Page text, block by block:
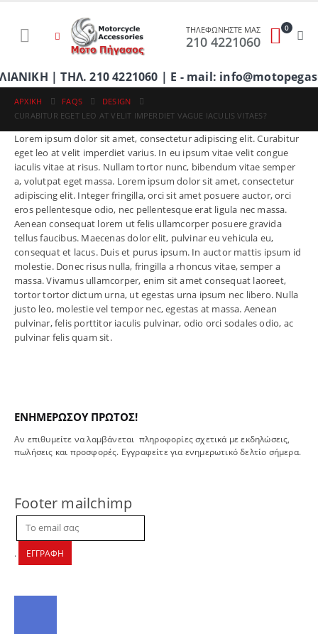
ΤΗΛΕΦΩΝΗΣΤΕ ΜΑΣ
210 4221060
0
210 4221060 | E - mail:
ΑΡΧΙΚΉ FAQS
DESIGN
CURABITUR EGET LEO AT VELIT IMPERDIET VAGUE IACULIS VITAES?
Lorem ipsum dolor sit amet, consectetur adipiscing elit. Curabitur
eget leo at velit imperdiet varius. In eu ipsum vitae velit congue
iaculis vitae at risus. Nullam tortor nunc, bibendum vitae semper
a, volutpat eget massa. Lorem ipsum dolor sit amet, consectetur
adipiscing elit. Integer fringilla, orci sit amet posuere auctor, orci
eros pellentesque odio, nec pellentesque erat ligula nec massa.
Aenean consequat lorem ut felis ullamcorper posuere gravida
tellus faucibus. Maecenas dolor elit, pulvinar eu vehicula eu,
consequat et lacus. Duis et purus ipsum. In auctor mattis ipsum id
molestie. Donec risus nulla, fringilla a rhoncus vitae, semper a
massa. Vivamus ullamcorper, enim sit amet consequat laoreet,
tortor tortor dictum urna, ut egestas urna ipsum nec libero. Nulla
justo leo, molestie vel tempor nec, egestas at massa. Aenean
pulvinar, felis porttitor iaculis pulvinar, odio orci sodales odio, ac
pulvinar felis quam sit.
ΕΝΗΜΕΡΩΣΟΥ ΠΡΩΤΟΣ!
Αν επιθυμείτε να λαμβάνεται πληροφορίες σχετικά με εκδηλώσεις,
πωλήσεις και προσφορές. Εγγραφείτε για ενημερωτικό δελτίο σήμερα.
Footer mailchimp
. ΕΓΓΡΑΦΗ